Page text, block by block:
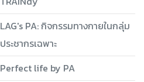
LAG's PA: กิจกรรมทางกายในกลุ่ม
ประชากรเฉพาะ
Perfect life by PA